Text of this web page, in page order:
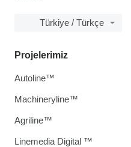
Türkiye / Türkçe
Projelerimiz
Autoline™
Machineryline™
Agriline™
Linemedia Digital ™